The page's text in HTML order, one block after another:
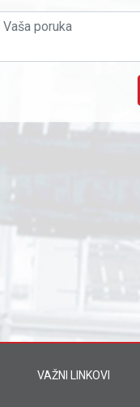
VAŽNI LINKOVI